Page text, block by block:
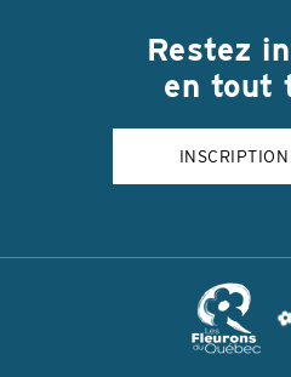
Restez
en tout